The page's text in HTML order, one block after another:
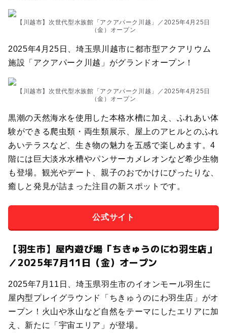
【川越市】次世代型水族館「アクアパーク川越」／2025年4月25日
（金）オープン
2025年4月25日、埼玉県川越市に都市型アクアリウム
施設「アクアパーク川越」がグランドオープン！
【川越市】次世代型水族館「アクアパーク川越」／2025年4月25日
（金）オープン
黒潮の天然海水を使用した本格水槽に加え、ふれあい体
験ができる爬虫類・両生類展示、屋上のアヒルとのふれ
あいテラスなど、生き物の魅力を五感で楽しめます。4
階には巨大淡水水槽やパンサーカメレオンなど希少生物
も登場。観光やデート、親子のおでかけにぴったりな、
癒しと発見が詰まった注目の新スポットです。
公式サイト
【羽生市】屋内遊び場「ちきゅうのにわ羽生店」
／2025年7月11日（金）オープン
2025年7月11日、埼玉県羽生市のイオンモール羽生に
屋内型プレイグラウンド「ちきゅうのにわ羽生店」がオ
ープン！火山や氷山など自然をテーマにしたエリアに加
え、新たに「宇宙エリア」が登場。